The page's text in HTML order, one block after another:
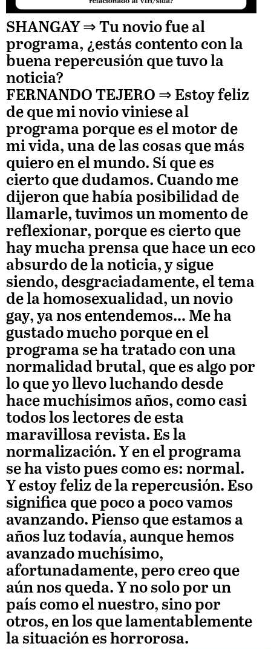
Loaded
19.20%
SHANGAY ⇒ Tu novio fue al
programa, ¿estás contento con la
buena repercusión que tuvo la
noticia?
FERNANDO TEJERO ⇒ Estoy feliz
de que mi novio viniese al
programa porque es el motor de
mi vida, una de las cosas que más
quiero en el mundo. Sí que es
cierto que dudamos. Cuando me
dijeron que había posibilidad de
llamarle, tuvimos un momento de
reflexionar, porque es cierto que
hay mucha prensa que hace un eco
absurdo de la noticia, y sigue
siendo, desgraciadamente, el tema
de la homosexualidad, un novio
gay, ya nos entendemos… Me ha
gustado mucho porque en el
programa se ha tratado con una
normalidad brutal, que es algo por
lo que yo llevo luchando desde
hace muchísimos años, como casi
todos los lectores de esta
maravillosa revista. Es la
normalización. Y en el programa
se ha visto pues como es: normal.
Y estoy feliz de la repercusión. Eso
significa que poco a poco vamos
avanzando. Pienso que estamos a
años luz todavía, aunque hemos
avanzado muchísimo,
afortunadamente, pero creo que
aún nos queda. Y no solo por un
país como el nuestro, sino por
otros, en los que lamentablemente
la situación es horrorosa.